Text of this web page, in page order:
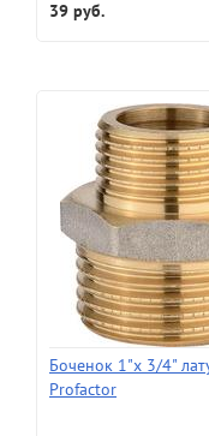
39 руб.
Боченок 1"х 3/4"
Profactor